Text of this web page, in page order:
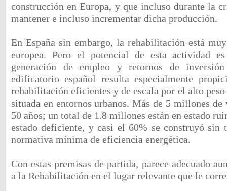
construcción en Europa, y que incluso durante la
mantener e incluso incrementar dicha producción.
En España sin embargo, la rehabilitación está
europea. Pero el potencial de esta actividad
generación de empleo y retornos de
edificatorio español resulta especialmente
rehabilitación eficientes y de escala por el alto
situada en entornos urbanos. Más de 5 millones de
50 años; un total de 1.8 millones están en estado
estado deficiente, y casi el 60% se construyó sin
normativa mínima de eficiencia energética.
Con estas premisas de partida, parece adecuado
a la Rehabilitación en el lugar relevante que le